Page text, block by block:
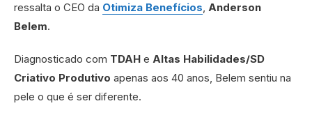
ressalta o CEO da Otimiza Benefícios Anderson
Belem.
Diagnosticado com TDAH e Altas Habilidades/SD
Criativo Produtivo apenas aos 40 anos, Belem sentiu na
pele o que é ser diferente.